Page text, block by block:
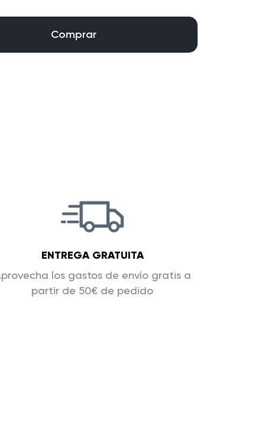
Comprar
ENTREGA GRATUITA
los gastos de envío gratis a
partir de 50€ de pedido